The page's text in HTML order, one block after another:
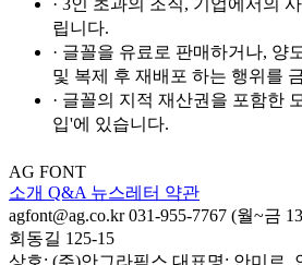
립니다.
· 글꼴을 유료로 판매하거나, 양
및 복제 후 재배포 하는 행위를
· 글꼴의 지적 재산권을 포함한
입'에 있습니다.
AG FONT
소개 Q&A 뉴스레터 약관
agfont@ag.co.kr 031-955-7767 (월~금
회동길 125-15
상호: (주)안그라픽스 대표명: 안미르,